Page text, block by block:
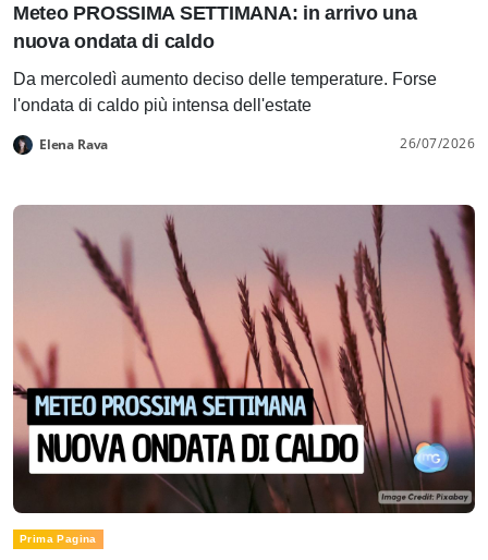
Meteo PROSSIMA SETTIMANA: in arrivo una
nuova ondata di caldo
Da mercoledì aumento deciso delle temperature. Forse
l'ondata di caldo più intensa dell'estate
Elena Rava 26/07/2026
Prima Pagina